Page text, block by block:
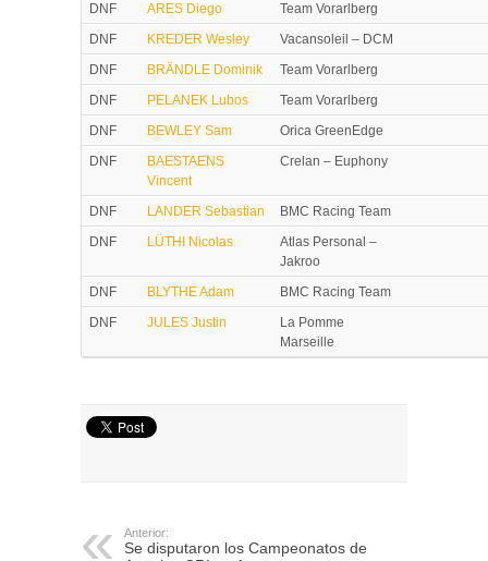
DNF
ARES Diego
Team Vorarlberg
DNF
KREDER Wesley
Vacansoleil – DCM
DNF
BRÄNDLE Dominik
Team Vorarlberg
DNF
PELANEK Lubos
Team Vorarlberg
DNF
BEWLEY Sam
Orica GreenEdge
DNF
BAESTAENS
Vincent
Crelan – Euphony
DNF LANDER Sebastian
BMC Racing Team
DNF
LÜTHI Nicolas
Atlas Personal –
Jakroo
DNF
BLYTHE Adam
BMC Racing Team
DNF
JULES Justin
La Pomme
Marseille
Anterior:
Se disputaron los Campeonatos de